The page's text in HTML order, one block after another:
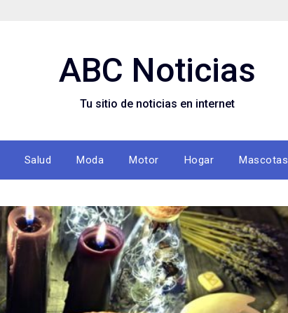
ABC Noticias
Tu sitio de noticias en internet
Salud Moda Motor Hogar Mascotas